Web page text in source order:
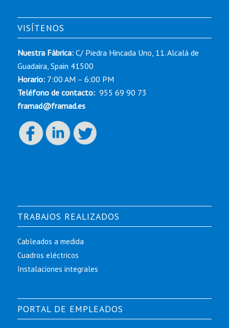
VISÍTENOS
Nuestra Fábrica:C/ Piedra Hincada Uno, 11. Alcalá de
Guadaira, Spain 41500
Horario: 7:00 AM – 6:00 PM
Teléfono de contacto: 955 69 90 73
framad@framad.es
TRABAJOS REALIZADOS
Cableados a medida
Cuadros eléctricos
Instalaciones integrales
PORTAL DE EMPLEADOS